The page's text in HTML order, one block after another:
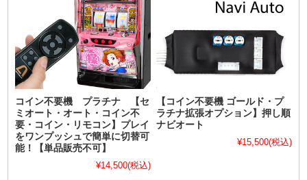
コイン不要機 プラチナ 【セ
ミオート・オート・コイン不
要・コイン・リモコン】プレイ
をワンプッシュで簡単に切替可
能！【単品販売不可】
¥14,500(税込)
【コイン不要機 ゴールド・プ
ラチナ拡張オプション】押し順
ナビオート
¥15,500(税込)